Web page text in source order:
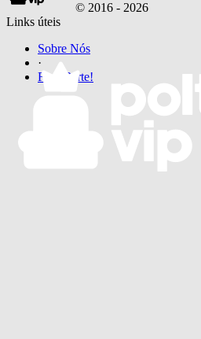
© 2016 - 2026
Links úteis
Sobre Nós
·
Faça Parte!